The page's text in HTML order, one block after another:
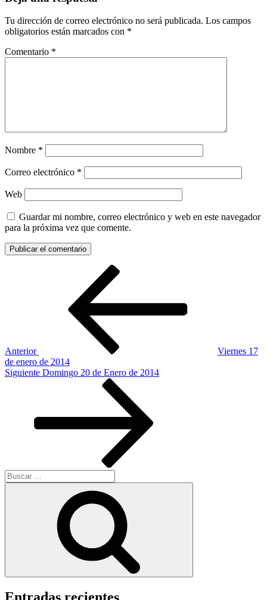
Tu dirección de correo electrónico no será publicada. Los campos
obligatorios están marcados con *
Comentario *
Nombre *
Correo electrónico *
Web
Guardar mi nombre, correo electrónico y web en este navegador
para la próxima vez que comente.
Anterior
Viernes 17
de enero de 2014
Siguiente
Siguiente Domingo 20 de Enero de 2014
Buscar
por: